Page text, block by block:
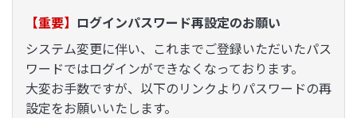
【重要】 ログインパスワード再設定のお願い
システム変更に伴い、これまでご登録いただいたパス
ワードではログインができなくなっております。
大変お手数ですが、以下のリンクよりパスワードの再
設定をお願いいたします。